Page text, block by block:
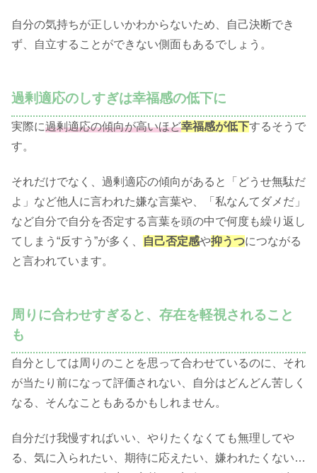
自分の気持ちが正しいかわからないため、自己決断でき
ず、自立することができない側面もあるでしょう。
過剰適応のしすぎは幸福感の低下に
実際に過剰適応の傾向が高いほど幸福感が低下するそうで
す。
それだけでなく、過剰適応の傾向があると「どうせ無駄だ
よ」など他人に言われた嫌な言葉や、「私なんてダメだ」
など自分で自分を否定する言葉を頭の中で何度も繰り返し
てしまう“反すう”が多く、
自己否定感や抑うつにつながる
と言われています。
周りに合わせすぎると、存在を軽視されること
も
自分としては周りのことを思って合わせているのに、それ
が当たり前になって評価されない、自分はどんどん苦しく
なる、そんなこともあるかもしれません。
自分だけ我慢すればいい、やりたくなくても無理してや
る、気に入られたい、期待に応えたい、嫌われたくない…